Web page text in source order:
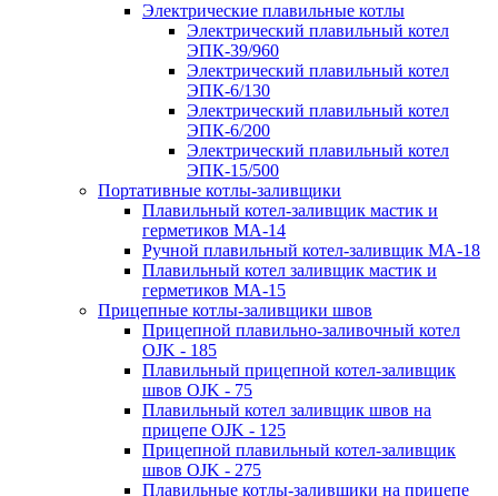
Электрические плавильные котлы
Электрический плавильный котел
ЭПК-39/960
Электрический плавильный котел
ЭПК-6/130
Электрический плавильный котел
ЭПК-6/200
Электрический плавильный котел
ЭПК-15/500
Портативные котлы-заливщики
Плавильный котел-заливщик мастик и
герметиков МА-14
Ручной плавильный котел-заливщик МА-18
Плавильный котел заливщик мастик и
герметиков МА-15
Прицепные котлы-заливщики швов
Прицепной плавильно-заливочный котел
OJK - 185
Плавильный прицепной котел-заливщик
швов OJK - 75
Плавильный котел заливщик швов на
прицепе OJK - 125
Прицепной плавильный котел-заливщик
швов OJK - 275
Плавильные котлы-заливщики на прицепе